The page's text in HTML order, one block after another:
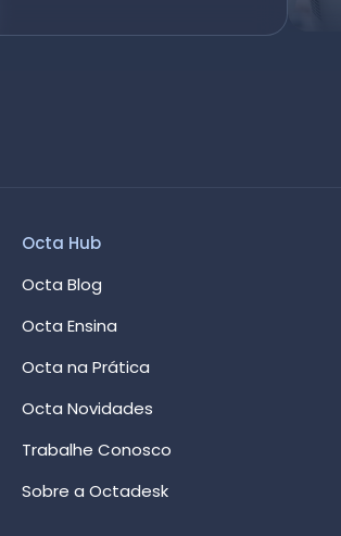
Octa Hub
Octa Blog
Octa Ensina
Octa na Prática
Octa Novidades
Trabalhe Conosco
Sobre a Octadesk